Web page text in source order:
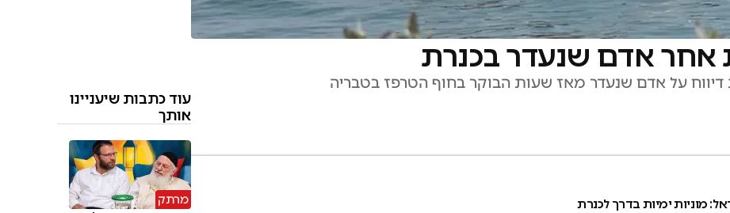
אחר אדם שנעדר בכנרת
על אדם שנעדר מאז שעות הבוקר בחוף הטרפז בטבריה
מוניות ימיות בדרך לכנרת
עוד כתבות שיעניינו
אותך
מרתק